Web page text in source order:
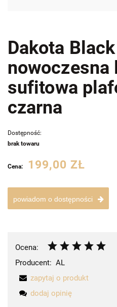
Dakota Black
nowoczesna
sufitowa
czarna
Dostępność:
brak towaru
Cena: 199,00 ZŁ
powiadom o dostępności
Ocena:
Producent: AL
zapytaj o produkt
dodaj opinię